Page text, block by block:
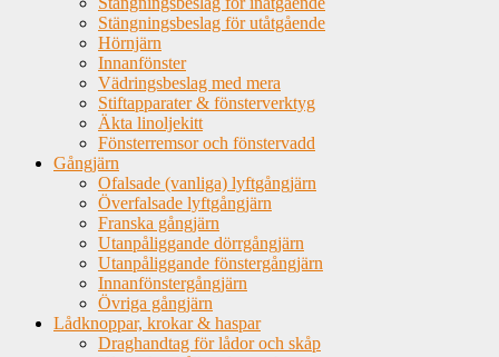
Stängningsbeslag för utåtgående
Hörnjärn
Innanfönster
Vädringsbeslag med mera
Stiftapparater & fönsterverktyg
Äkta linoljekitt
Fönsterremsor och fönstervadd
Gångjärn
Ofalsade (vanliga) lyftgångjärn
Överfalsade lyftgångjärn
Franska gångjärn
Utanpåliggande dörrgångjärn
Utanpåliggande fönstergångjärn
Innanfönstergångjärn
Övriga gångjärn
Lådknoppar, krokar & haspar
Draghandtag för lådor och skåp